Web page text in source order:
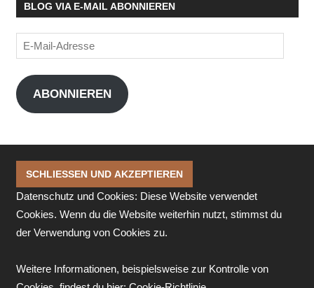
BLOG VIA E-MAIL ABONNIEREN
E-
Mail-
Adresse
ABONNIEREN
Datenschutz und Cookies: Diese Website verwendet
Cookies. Wenn du die Website weiterhin nutzt, stimmst du
der Verwendung von Cookies zu.
Weitere Informationen, beispielsweise zur Kontrolle von